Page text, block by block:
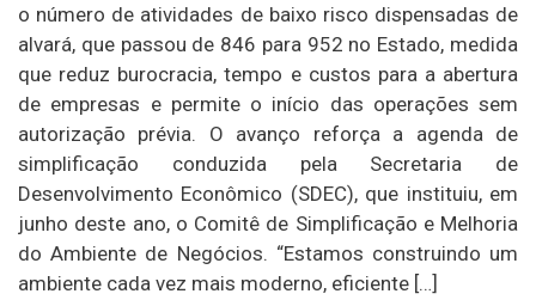
o número de atividades de baixo risco dispensadas de
alvará, que passou de 846 para 952 no Estado, medida
que reduz burocracia, tempo e custos para a abertura
de empresas e permite o início das operações sem
autorização prévia. O avanço reforça a agenda de
simplificação conduzida pela Secretaria de
Desenvolvimento Econômico (SDEC), que instituiu, em
junho deste ano, o Comitê de Simplificação e Melhoria
do Ambiente de Negócios. “Estamos construindo um
ambiente cada vez mais moderno, eficiente […]